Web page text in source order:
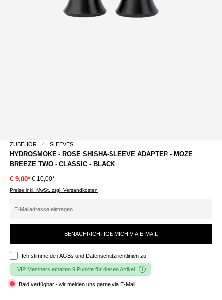
ZUBEHÖR SLEEVES
HYDROSMOKE - ROSE SHISHA-SLEEVE ADAPTER - MOZE
BREEZE TWO - CLASSIC - BLACK
€ 9,00* € 10,00*
Preise inkl. MwSt. zzgl. Versandkosten
BENACHRICHTIGE MICH VIA E-MAIL
Ich stimme denAGBs und Datenschutzrichtlinien zu
VIP Members erhalten 9 Punkte für diesen Artikel
Bald verfügbar - wir melden uns gerne via E-Mail